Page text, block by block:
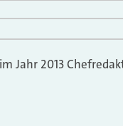
Jahr 2013